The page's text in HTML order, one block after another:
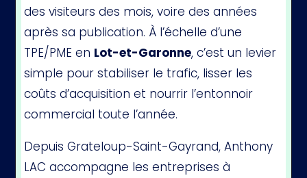
des visiteurs des mois, voire des années
après sa publication. À l’échelle d’une
TPE/PME en Lot-et-Garonne, c’est un levier
simple pour stabiliser le trafic, lisser les
coûts d’acquisition et nourrir l’entonnoir
commercial toute l’année.
Depuis Grateloup-Saint-Gayrand, Anthony
LAC accompagne les entreprises à